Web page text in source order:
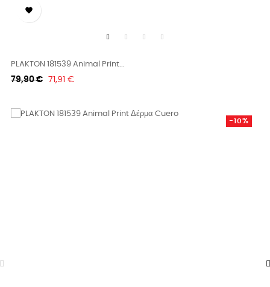

PLAKTON 181539 Animal Print...
Κανονική
79,90 € Τιμή
71,91 €
-10%